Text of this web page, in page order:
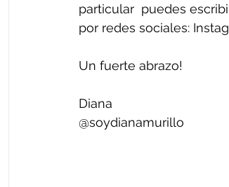
particular  puedes
por redes sociales:
Un fuerte abrazo!
Diana
@soydianamurillo